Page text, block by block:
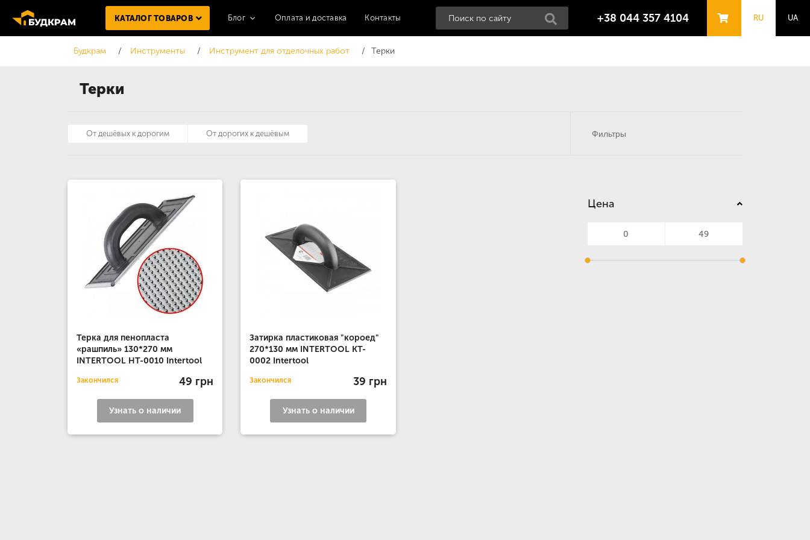
Терки
КАТАЛОГ ТОВАРОВ Блог Оплата и доставка Контакты +38 044 357 4104 RU UA
Будкрам Инструменты Инструмент для отделочных работ Терки
Терка для пенопласта
«рашпиль» 130*270 мм
INTERTOOL HT-0010 Intertool
Закончился 49 грн
Узнать о наличии
Затирка пластиковая "короед"
270*130 мм INTERTOOL KT-
0002 Intertool
Закончился 39 грн
Узнать о наличии
Цена
От дешёвых к дорогим От дорогих к дешёвым Фильтры